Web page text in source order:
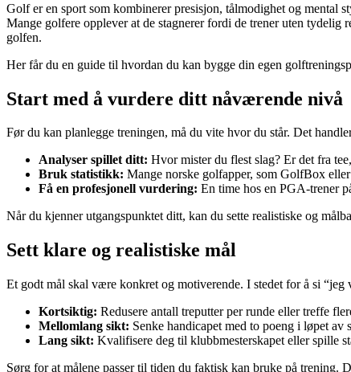
Golf er en sport som kombinerer presisjon, tålmodighet og mental
Mange golfere opplever at de stagnerer fordi de trener uten
golfen.
Her får du en guide til hvordan du kan bygge din egen
Start med å vurdere ditt nåværende nivå
Før du kan planlegge treningen, må du vite hvor du står. Det
Analyser spillet ditt: Hvor mister du flest slag? Er det fra
Bruk statistikk: Mange norske golfapper, som GolfBox
Få en profesjonell vurdering: En time hos en PGA-trener
Når du kjenner utgangspunktet ditt, kan du sette realistiske og
Sett klare og realistiske mål
Et godt mål skal være konkret og motiverende. I stedet for å si
Kortsiktig: Redusere antall treputter per runde eller treffe
Mellomlang sikt: Senke handicapet med to poeng i løpet av
Lang sikt: Kvalifisere deg til klubbmesterskapet eller spille
Sørg for at målene passer til tiden du faktisk kan bruke på trening.